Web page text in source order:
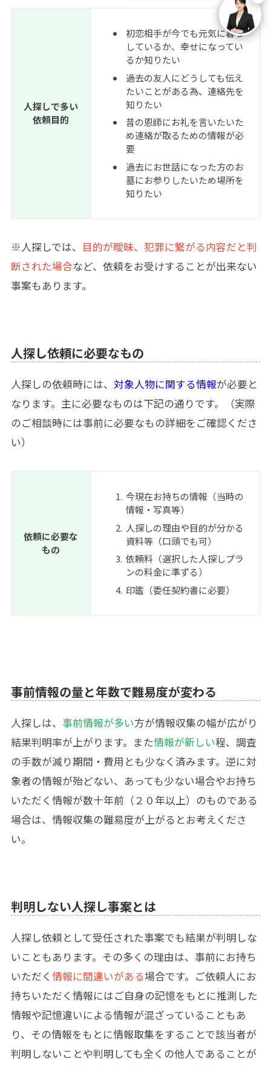
人探しで多い
依頼目的
初恋相手が今でも元気に暮ら
しているか、幸せになってい
るか知りたい
過去の友人にどうしても伝え
たいことがある為、連絡先を
知りたい
昔の恩師にお礼を言いたいた
め連絡が取るための情報が必
要
過去にお世話になった方のお
墓にお参りしたいため場所を
知りたい
※人探しでは、 目的が曖昧、犯罪に繋がる内容だと判
断された場合など、依頼をお受けすることが出来ない
事案もあります。
人探し依頼に必要なもの
人探しの依頼時には、 対象人物に関する情報が必要と
なります。主に必要なものは下記の通りです。（実際
のご相談時には事前に必要なもの詳細をご確認くださ
い）
依頼に必要な
もの
今現在お持ちの情報（当時の
情報・写真等）
人探しの理由や目的が分かる
資料等（口頭でも可）
依頼料（選択した人探しプラ
ンの料金に準ずる）
印鑑（委任契約書に必要）
事前情報の量と年数で難易度が変わる
人探しは、 事前情報が多い方が情報収集の幅が広がり
結果判明率が上がります。また情報が新しい程、調査
の手数が減り期間・費用とも少なく済みます。逆に対
象者の情報が殆どない、あっても少ない場合やお持ち
いただく情報が数十年前（２０年以上）のものである
場合は、情報収集の難易度が上がるとお考えくださ
い。
判明しない人探し事案とは
人探し依頼として受任された事案でも結果が判明しな
いこともあります。その多くの理由は、事前にお持ち
いただく 情報に間違いがある場合です。ご依頼人にお
持ちいただく情報にはご自身の記憶をもとに推測した
情報や記憶違いによる情報が混ざっていることもあ
り、その情報をもとに情報取集をすることで該当者が
判明しないことや判明しても全くの他人であることが